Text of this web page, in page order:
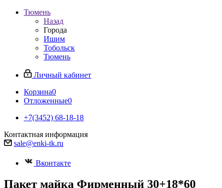
Тюмень
Назад
Города
Ишим
Тобольск
Тюмень
Личный кабинет
Корзина0
Отложенные0
+7(3452) 68-18-18
Контактная информация
sale@enki-tk.ru
Вконтакте
Пакет майка Фирменный 30+18*60